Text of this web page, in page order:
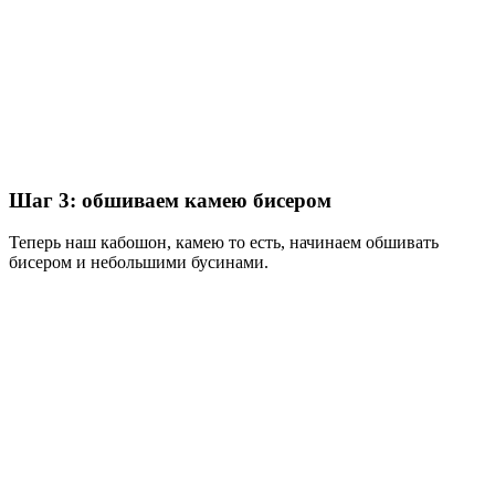
Шаг 3: обшиваем камею бисером
Теперь наш кабошон, камею то есть, начинаем обшивать
бисером и небольшими бусинами.